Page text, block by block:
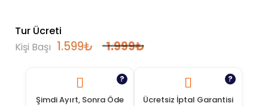
Tur Ücreti
Kişi Başı 1.599₺ 1.999₺
Şimdi Ayırt, Sonra Öde
?
Ücretsiz İptal Garantisi
?